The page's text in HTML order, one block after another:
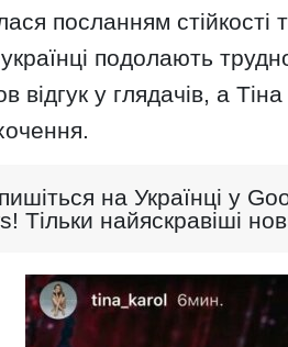
посланням
подолають
відгук у глядачів, а
на Українці у
Тільки найяскравіші